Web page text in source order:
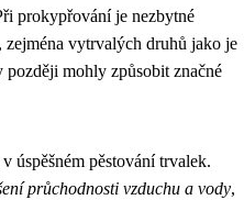
prokypřování je nezbytné
zejména vytrvalých druhů jako je
později mohly způsobit značné
úspěšném pěstování trvalek.
průchodnosti vzduchu a vody,